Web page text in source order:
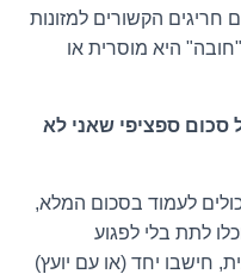
חריגים הקשורים למזונות
היא מוסרית או
ספציפי שאני לא
לעמוד בסכום המלא,
לתת בלי לפגוע
חישבו יחד (או עם יועץ)